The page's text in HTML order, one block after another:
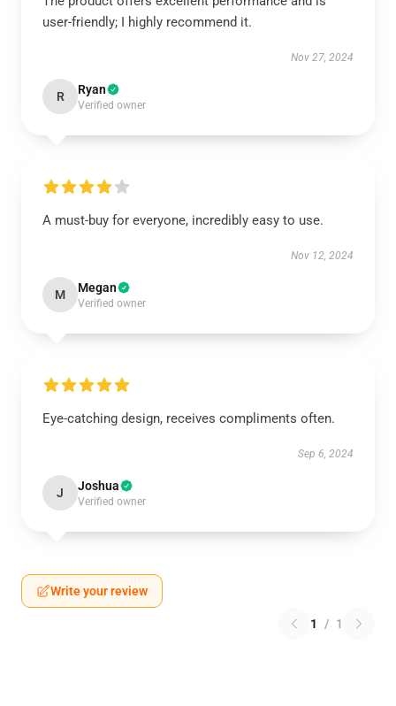
user-friendly; I highly recommend it.
Nov 27, 2024
R Ryan
Verified owner
A must-buy for everyone, incredibly easy to use.
Nov 12, 2024
M Megan
Verified owner
Eye-catching design, receives compliments often.
Sep 6, 2024
J Joshua
Verified owner
Write your review
1 / 1